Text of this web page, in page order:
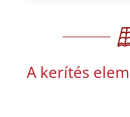
A kerítés